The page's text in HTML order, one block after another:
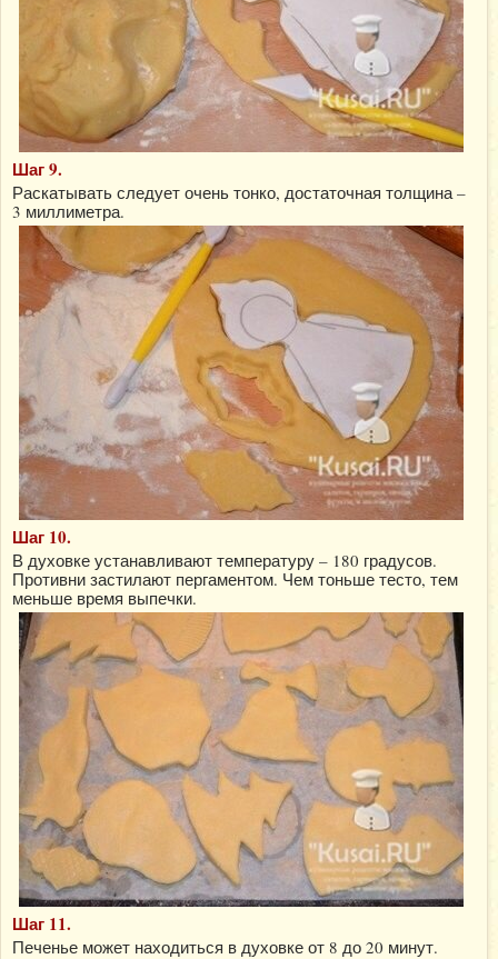
Шаг 9.
Раскатывать следует очень тонко, достаточная толщина –
3 миллиметра.
Шаг 10.
В духовке устанавливают температуру – 180 градусов.
Противни застилают пергаментом. Чем тоньше тесто, тем
меньше время выпечки.
Шаг 11.
Печенье может находиться в духовке от 8 до 20 минут.